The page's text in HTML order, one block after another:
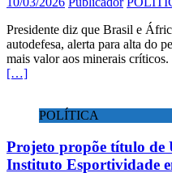
Presidente diz que Brasil e
autodefesa, alerta para alta do
mais valor aos minerais
[…]
POLÍTICA
Projeto propõe título de
Instituto Esportividade